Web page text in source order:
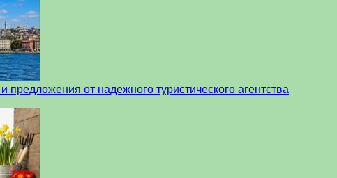
от надежного туристического агентства